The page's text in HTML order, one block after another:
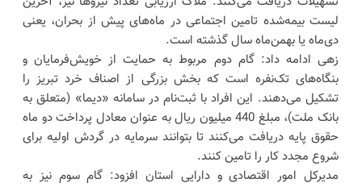
لیست بیمه‌شده تامین اجتماعی در ماه‌های پیش از بحران، یعنی
دی‌ماه یا بهمن‌ماه سال گذشته است.
زهی ادامه داد: گام دوم مربوط به حمایت از خویش‌فرمایان و
بنگاه‌های تک‌نفره است که بخش بزرگی از اصناف خرد تبریز را
تشکیل می‌دهند. این افراد با ثبت‌نام در سامانه «دیما» (متعلق به
بانک ملت)، مبلغ 440 میلیون ریال به عنوان معادل پرداخت دو ماه
حقوق پایه دریافت می‌کنند تا بتوانند سرمایه در گردش اولیه برای
شروع مجدد کار را تامین کنند.
مدیرکل امور اقتصادی و دارایی استان افزود: گام سوم نیز به